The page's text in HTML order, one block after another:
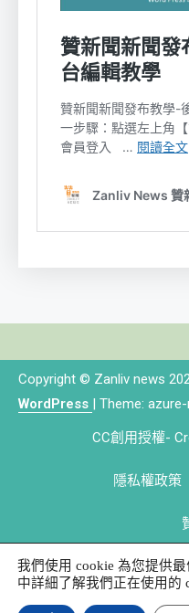
Copyright © Zanliv news
WordPress | Theme:
CC創用授權-
隱私權政策
我們使用 cookie 為您提供
中詳細了解我們正在使用的